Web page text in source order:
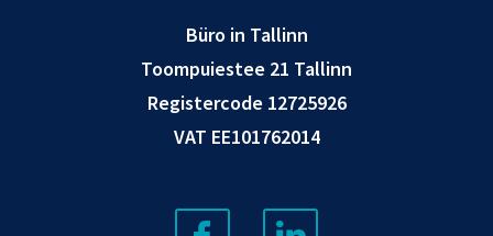
Büro in Tallinn
Toompuiestee 21 Tallinn
Registercode 12725926
VAT EE101762014